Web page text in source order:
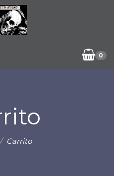
0
Carrito